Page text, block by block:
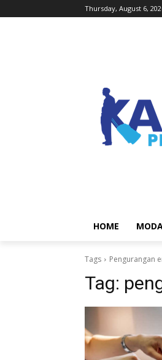
Thursday, August 6,
HOME
Tags Pengurangan
Tag: